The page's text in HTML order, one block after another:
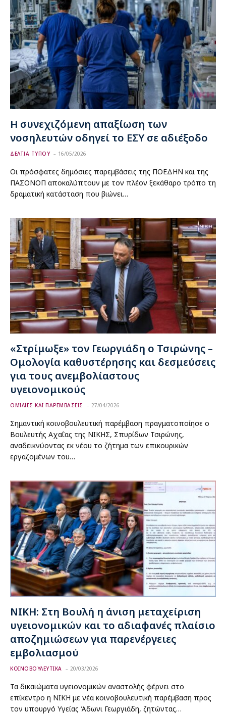
Η συνεχιζόμενη απαξίωση των
νοσηλευτών οδηγεί το ΕΣΥ σε αδιέξοδο
ΔΕΛΤΙΑ ΤΥΠΟΥ 16/05/2026
Οι πρόσφατες δημόσιες παρεμβάσεις της ΠΟΕΔΗΝ και της
ΠΑΣΟΝΟΠ αποκαλύπτουν με τον πλέον ξεκάθαρο τρόπο τη
δραματική κατάσταση που βιώνει…
«Στρίμωξε» τον Γεωργιάδη ο Τσιρώνης –
Ομολογία καθυστέρησης και δεσμεύσεις
για τους ανεμβολίαστους
υγειονομικούς
ΟΜΙΛΙΕΣ ΚΑΙ ΠΑΡΕΜΒΑΣΕΙΣ 27/04/2026
Σημαντική κοινοβουλευτική παρέμβαση πραγματοποίησε ο
Βουλευτής Αχαΐας της ΝΙΚΗΣ, Σπυρίδων Τσιρώνης,
αναδεικνύοντας εκ νέου το ζήτημα των επικουρικών
εργαζομένων του…
ΝΙΚΗ: Στη Βουλή η άνιση μεταχείριση
υγειονομικών και το αδιαφανές πλαίσιο
αποζημιώσεων για παρενέργειες
εμβολιασμού
ΚΟΙΝΟΒΟΥΛΕΥΤΙΚΑ 20/03/2026
Τα δικαιώματα υγειονομικών αναστολής φέρνει στο
επίκεντρο η ΝΙΚΗ με νέα κοινοβουλευτική παρέμβαση προς
τον υπουργό Υγείας Άδωνι Γεωργιάδη, ζητώντας…